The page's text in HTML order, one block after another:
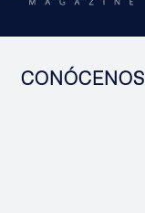
CONÓCENOS